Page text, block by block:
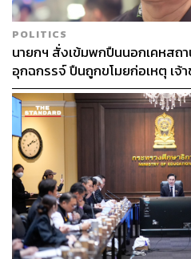
TAGS: สำนักงานคณะกรรมการกา
สุเทพ เทือกสุบรรณ
พรร
จัตุมงคล โสณกุล
POLITICS
นายกฯ สั่งเข้มพกปืนนอกเคหสถา
อุกฉกรรจ์ ปืนถูกขโมยก่อเหตุ เจ้